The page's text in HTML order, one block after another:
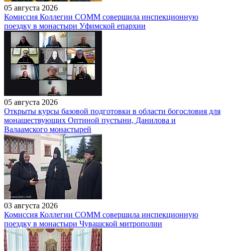
05 августа 2026
Комиссия Коллегии СОММ совершила инспекционную
поездку в монастыри Уфимской епархии
05 августа 2026
Открыты курсы базовой подготовки в области богословия для
монашествующих Оптиной пустыни, Данилова и
Валаамского монастырей
03 августа 2026
Комиссия Коллегии СОММ совершила инспекционную
поездку в монастыри Чувашской митрополии